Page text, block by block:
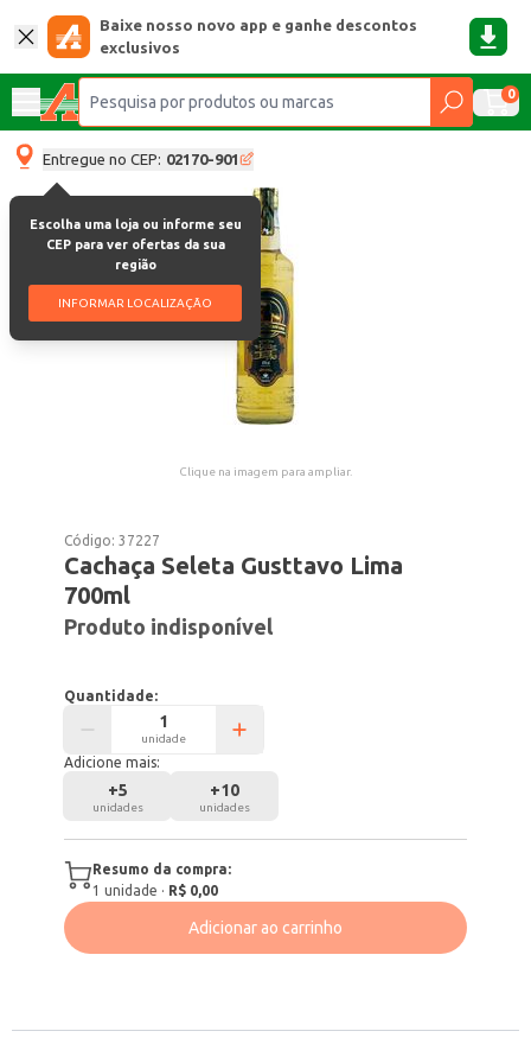
Baixe nosso novo app e ganhe descontos
exclusivos
0
Entregue no CEP: 02170-901
Escolha uma loja ou informe seu
CEP para ver ofertas da sua
região
INFORMAR LOCALIZAÇÃO
Clique na imagem para ampliar.
Código:37227
Cachaça Seleta Gusttavo Lima
700ml
Produto indisponível
Quantidade:
unidade
Adicione mais:
+5
unidades
+10
unidades
Resumo da compra:
1 unidade · R$ 0,00
Adicionar ao carrinho